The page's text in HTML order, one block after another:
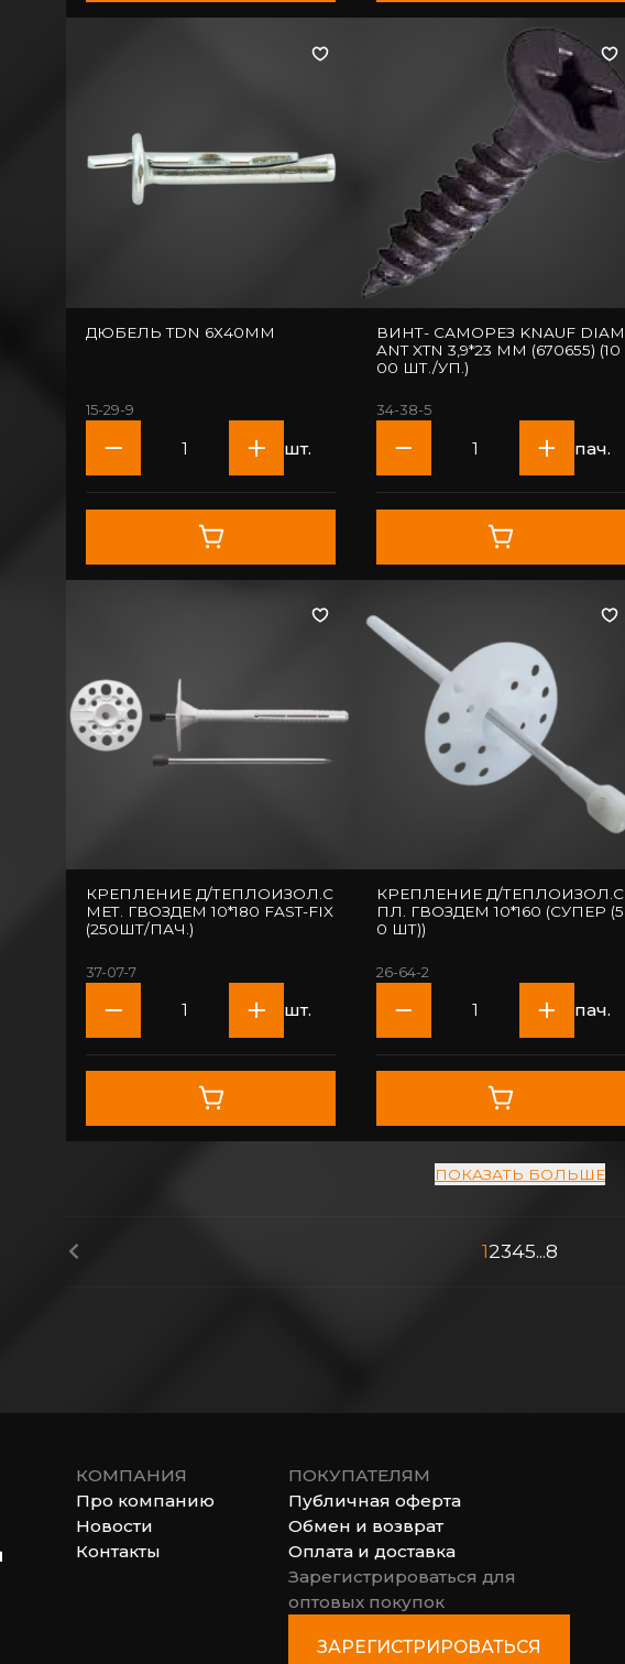
ДЮБЕЛЬ TDN 6Х40ММ
15-29-9
шт.
ВИНТ- САМОРЕЗ KNAUF DIAM
ANT XTN 3,9*23 ММ (670655) (10
00 ШТ./УП.)
34-38-5
пач.
КРЕПЛЕНИЕ Д/ТЕПЛОИЗОЛ.С
МЕТ. ГВОЗДЕМ 10*180 FAST-FIX
(250ШТ/ПАЧ.)
37-07-7
шт.
КРЕПЛЕНИЕ Д/ТЕПЛОИЗОЛ.С
ПЛ. ГВОЗДЕМ 10*160 (СУПЕР (5
0 ШТ))
26-64-2
пач.
ПОКАЗАТЬ БОЛЬШЕ
12345...8
КОМПАНИЯ
Про компанию
Новости
Контакты
ПОКУПАТЕЛЯМ
Публичная оферта
Обмен и возврат
Оплата и доставка
Зарегистрироваться для
оптовых покупок
ЗАРЕГИСТРИРОВАТЬСЯ